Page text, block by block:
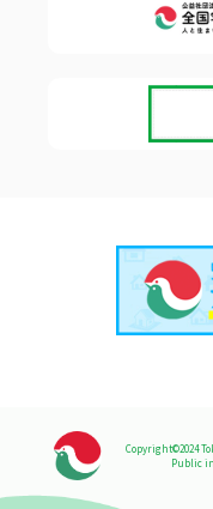
Copyright©2024
Public